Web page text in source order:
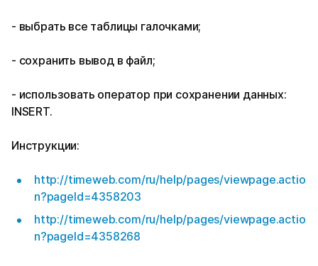
- выбрать все таблицы галочками;
- сохранить вывод в файл;
- использовать оператор при сохранении данных:
INSERT.
Инструкции:
http://timeweb.com/ru/help/pages/viewpage.actio
n?pageId=4358203
http://timeweb.com/ru/help/pages/viewpage.actio
n?pageId=4358268